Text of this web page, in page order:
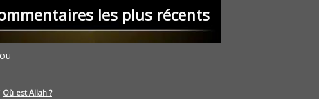
les plus récents
Où est Allah ?